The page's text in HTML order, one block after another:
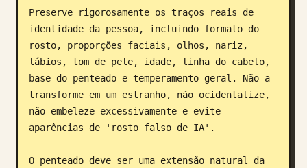
Preserve rigorosamente os traços reais de
identidade da pessoa, incluindo formato do
rosto, proporções faciais, olhos, nariz,
lábios, tom de pele, idade, linha do cabelo,
base do penteado e temperamento geral. Não a
transforme em um estranho, não ocidentalize,
não embeleze excessivamente e evite
aparências de 'rosto falso de IA'.
O penteado deve ser uma extensão natural da